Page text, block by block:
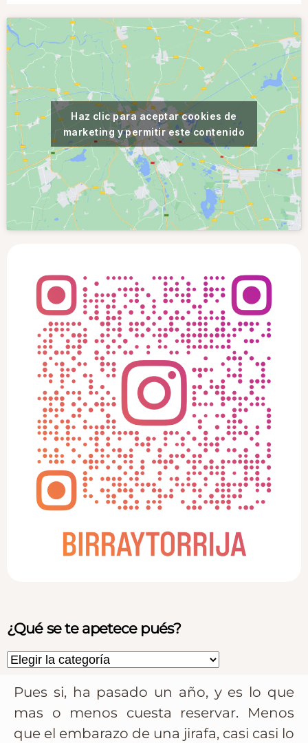
Pues si, ha pasado un año, y es lo que
mas o menos cuesta reservar. Menos
que el embarazo de una jirafa, casi casi lo
Haz clic para aceptar cookies de
marketing y permitir este contenido
¿Qué se te apetece pués?